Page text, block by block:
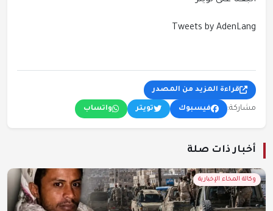
Tweets by AdenLang
قراءة المزيد من المصدر
مشاركة: فيسبوك تويتر واتساب
أخبار ذات صلة
وكالة المخاء الإخبارية